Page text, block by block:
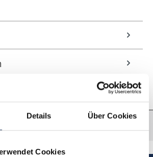
Details Über Cookies
Cookies